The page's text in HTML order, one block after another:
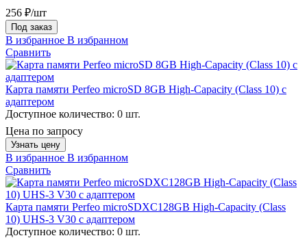
256 ₽/шт
Под заказ
В избранное В избранном
Сравнить
Карта памяти Perfeo microSD 8GB High-Capacity (Class 10) с
адаптером
Доступное количество: 0 шт.
Цена по запросу
Узнать цену
В избранное В избранном
Сравнить
Карта памяти Perfeo microSDXC128GB High-Capacity (Class
10) UHS-3 V30 с адаптером
Доступное количество: 0 шт.